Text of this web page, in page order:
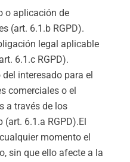
o aplicación de
(art. 6.1.b RGPD).
legal aplicable
6.1.c RGPD).
interesado para el
comerciales o el
a través de los
6.1.a RGPD).El
momento el
sin que ello afecte a la